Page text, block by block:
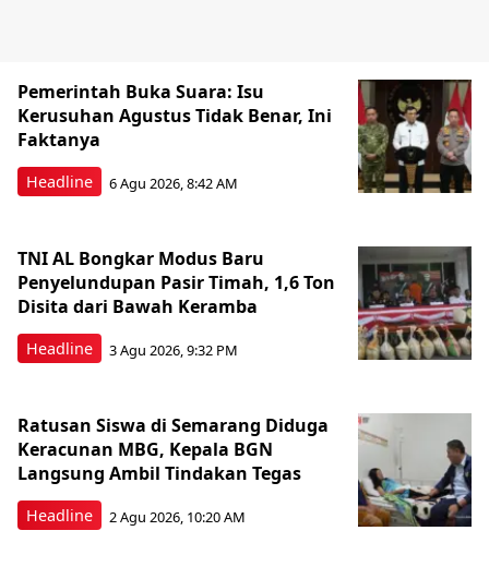
Headline
Pemerintah Buka Suara: Isu
Kerusuhan Agustus Tidak Benar, Ini
Faktanya
6 Agu 2026, 8:42 AM
Headline
TNI AL Bongkar Modus Baru
Penyelundupan Pasir Timah, 1,6 Ton
Disita dari Bawah Keramba
3 Agu 2026, 9:32 PM
Headline
Ratusan Siswa di Semarang Diduga
Keracunan MBG, Kepala BGN
Langsung Ambil Tindakan Tegas
2 Agu 2026, 10:20 AM